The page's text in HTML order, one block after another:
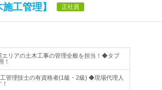
工管理】 正社員
リアの土木工事の管理全般を担当！◆タブ
！
管理技士の有資格者(1級・2級) ◆現場代理人